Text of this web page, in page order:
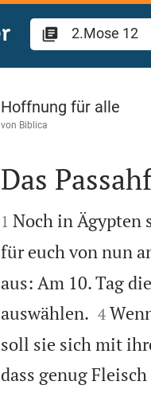
2.Mose 12
Hoffnung für alle
von Biblica

Das

1 Noch in Ägypten
für euch von nun
aus: Am 10. Tag
auswählen.
4
soll sie sich mit
dass genug